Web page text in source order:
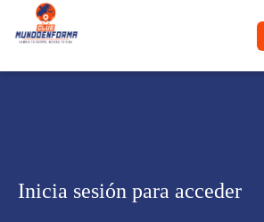
Inicia sesión para acceder